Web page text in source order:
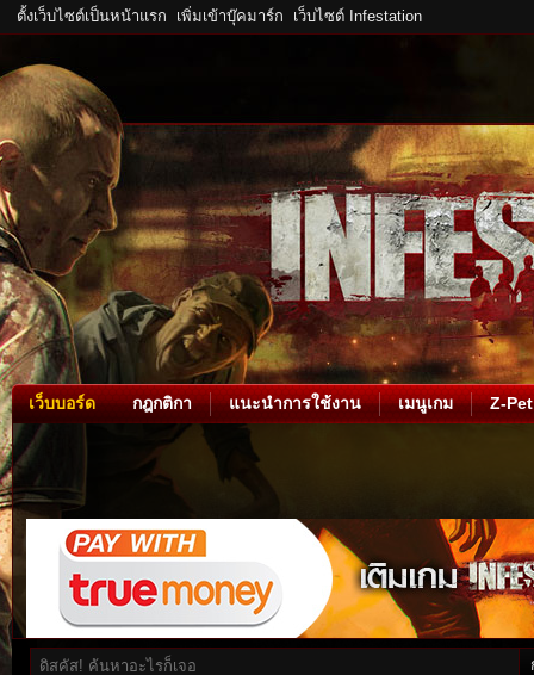
ตั้งเว็บไซต์เป็นหน้าแรก เพิ่มเข้าบุ๊คมาร์ก เว็บไซต์ Infestation
เว็บบอร์ด กฎกติกา แนะนำการใช้งาน เมนูเกม Z-Pet